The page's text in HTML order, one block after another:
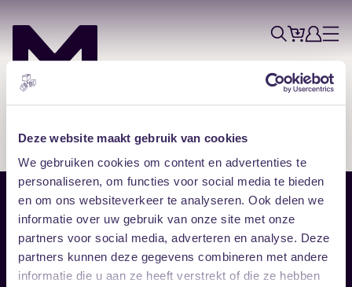
Deze website maakt gebruik van cookies
We gebruiken cookies om content en advertenties te
personaliseren, om functies voor social media te bieden
en om ons websiteverkeer te analyseren. Ook delen we
informatie over uw gebruik van onze site met onze
partners voor social media, adverteren en analyse. Deze
partners kunnen deze gegevens combineren met andere
informatie die u aan ze heeft verstrekt of die ze hebben
ZoekTicketsAccount
Menu
Sitemap
Home
Vrijwilligers
Verhuur
Disclaimer
Toegankelijkheid
Privacy & cookies